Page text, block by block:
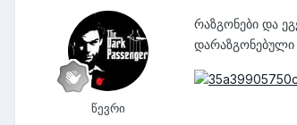
წევრი
რაზგონები და
დარაზგონებული